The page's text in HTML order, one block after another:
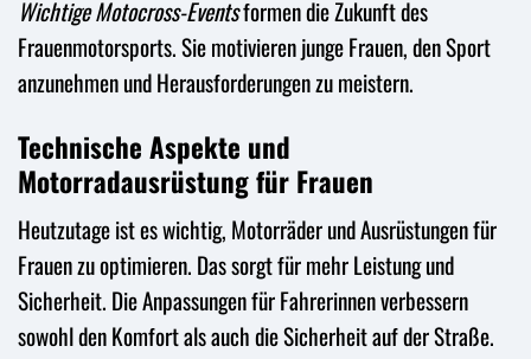
Wichtige Motocross-Eventsformen die Zukunft des
Frauenmotorsports. Sie motivieren junge Frauen, den Sport
anzunehmen und Herausforderungen zu meistern.
Technische Aspekte und
Motorradausrüstung für Frauen
Heutzutage ist es wichtig, Motorräder und Ausrüstungen für
Frauen zu optimieren. Das sorgt für mehr Leistung und
Sicherheit. Die Anpassungen für Fahrerinnen verbessern
sowohl den Komfort als auch die Sicherheit auf der Straße.